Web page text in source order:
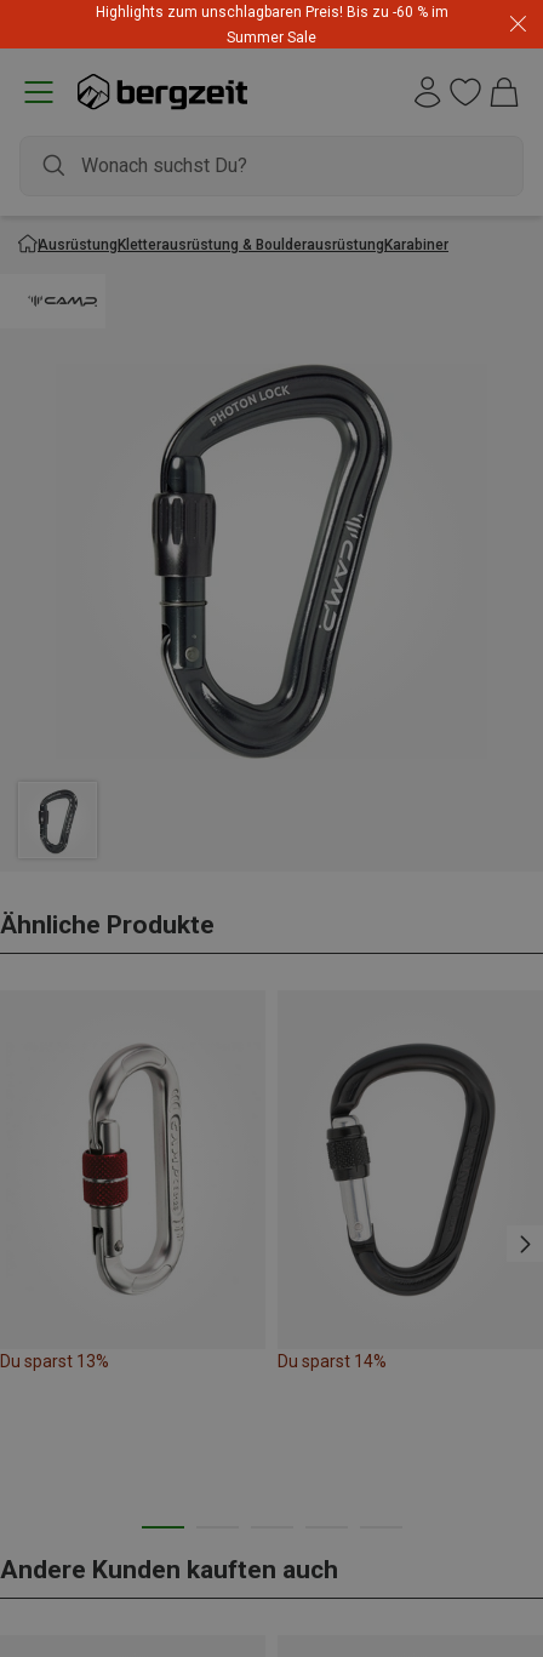
Highlights zum unschlagbaren Preis! Bis zu -60 % im
Summer Sale
AusrüstungKletterausrüstung & BoulderausrüstungKarabiner
Ähnliche Produkte
Du sparst 13% Du sparst 14%
Andere Kunden kauften auch